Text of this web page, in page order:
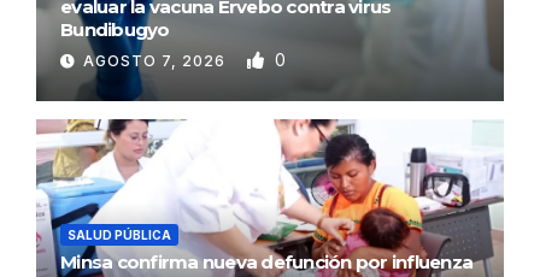
evaluar la vacuna Ervebo contra virus
Bundibugyo
AGOSTO 7, 2026 0
SALUD PÚBLICA
Minsa confirma nueva defunción por influenza